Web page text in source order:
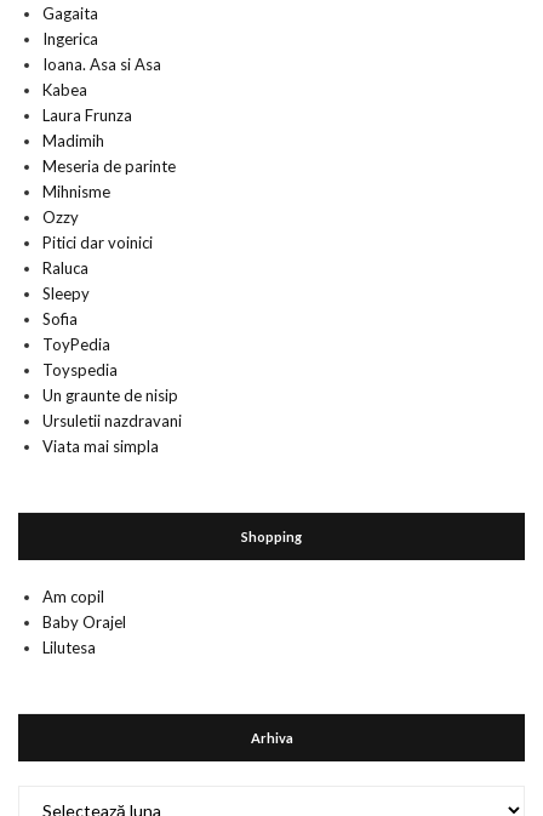
Gagaita
Ingerica
Ioana. Asa si Asa
Kabea
Laura Frunza
Madimih
Meseria de parinte
Mihnisme
Ozzy
Pitici dar voinici
Raluca
Sleepy
Sofia
ToyPedia
Toyspedia
Un graunte de nisip
Ursuletii nazdravani
Viata mai simpla
Shopping
Am copil
Baby Orajel
Lilutesa
Arhiva